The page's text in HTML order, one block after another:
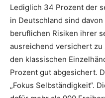
Lediglich 34 Prozent der
in Deutschland sind
beruflichen Risiken ihrer
ausreichend versichert zu
den klassischen
Prozent gut abgesichert.
„Fokus Selbständigkeit“.